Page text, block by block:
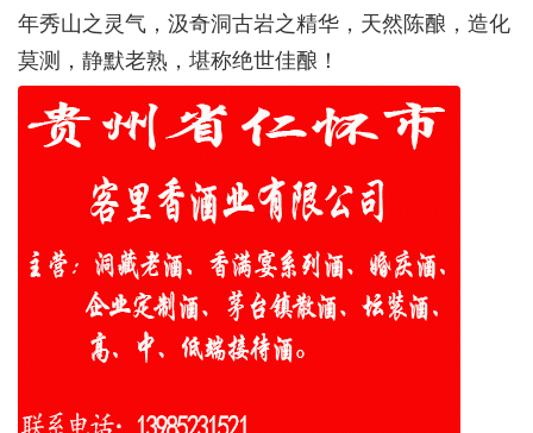
年秀山之灵气，汲奇洞古岩之精华，天然陈酿，造化
莫测，静默老熟，堪称绝世佳酿！